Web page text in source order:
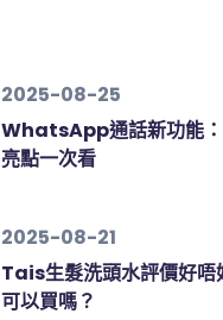
2025-08-25
WhatsApp通話新功能
亮點一次看
2025-08-21
Tais生髮洗頭水評價好唔
可以買嗎？